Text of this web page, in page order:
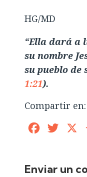
HG/MD
“Ella dará a
su nombre
su pueblo de
1:21).
Compartir en:
Facebook
Enviar un